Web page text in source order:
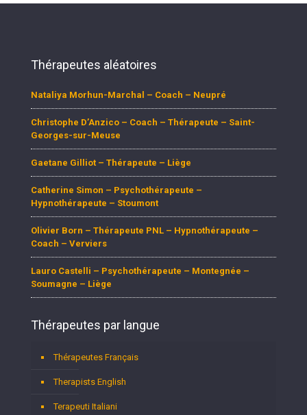
Thérapeutes aléatoires
Nataliya Morhun-Marchal – Coach – Neupré
Christophe D’Anzico – Coach – Thérapeute – Saint-
Georges-sur-Meuse
Gaetane Gilliot – Thérapeute – Liège
Catherine Simon – Psychothérapeute –
Hypnothérapeute – Stoumont
Olivier Born – Thérapeute PNL – Hypnothérapeute –
Coach – Verviers
Lauro Castelli – Psychothérapeute – Montegnée –
Soumagne – Liège
Thérapeutes par langue
Thérapeutes Français
Therapists English
Terapeuti Italiani